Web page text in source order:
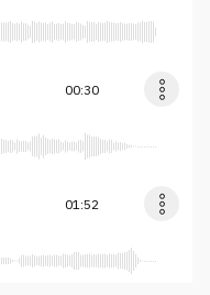
00:30
01:52